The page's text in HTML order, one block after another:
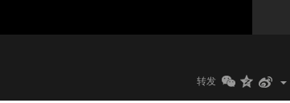
转发